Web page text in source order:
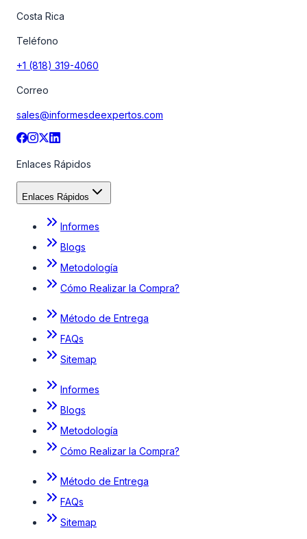
Costa Rica
Teléfono
+1 (818) 319-4060
Correo
sales@informesdeexpertos.com
Enlaces Rápidos
Enlaces Rápidos
Informes
Blogs
Metodología
Cómo Realizar la Compra?
Método de Entrega
FAQs
Sitemap
Informes
Blogs
Metodología
Cómo Realizar la Compra?
Método de Entrega
FAQs
Sitemap